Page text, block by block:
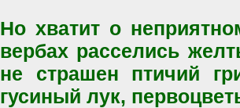
Но хватит о
вербах расселись
не страшен птичий
гусиный лук,